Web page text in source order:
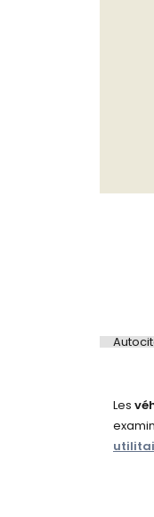
Les